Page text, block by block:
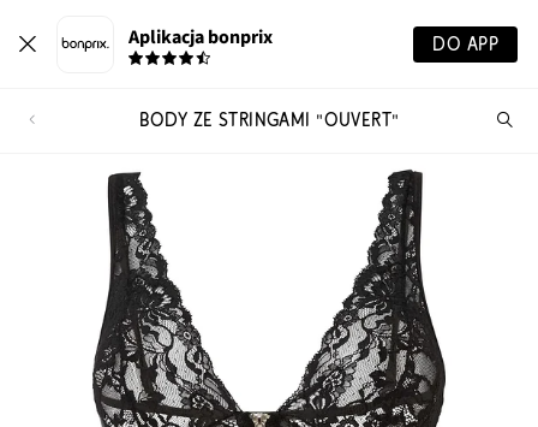
Aplikacja bonprix DO APP
BODY ZE STRINGAMI "OUVERT"